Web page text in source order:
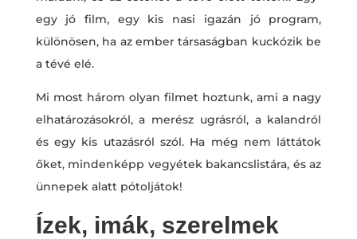
egy jó film, egy kis nasi igazán jó program,
különösen, ha az ember társaságban kuckózik be
a tévé elé.
Mi most három olyan filmet hoztunk, ami a nagy
elhatározásokról, a merész ugrásról, a kalandról
és egy kis utazásról szól. Ha még nem láttátok
őket, mindenképp vegyétek bakancslistára, és az
ünnepek alatt pótoljátok!
Ízek, imák, szerelmek